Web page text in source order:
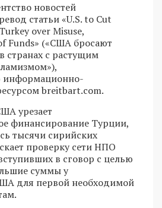
новостей
статьи «U.S. to Cut
over Misuse,
Funds» («США бросают
странах с растущим
информационно-
breitbart.com.
урезает
финансирование Турции,
тысячи сирийских
проверку сети НПО
в сговор с целью
суммы у
для первой необходимой